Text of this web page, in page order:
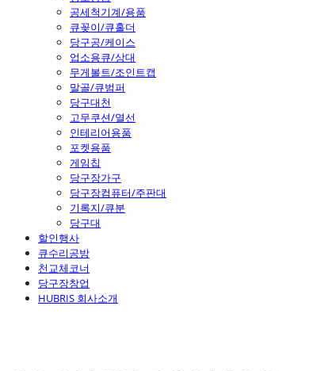
공세척기계/용품
큐꽂이/큐홀더
당구공/케이스
업소용큐/상대
무게볼트/조인트캡
말골/큐범퍼
당구대천
고무쿠션/열선
인테리어용품
포켓용품
게임칩
당구장가구
당구장컴퓨터/주판대
기록지/큐분
당구대
할인행사
큐수리공방
천교체코너
당구장창업
HUBRIS 회사소개